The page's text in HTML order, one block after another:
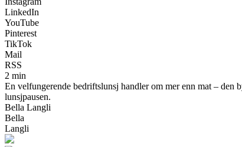
LinkedIn
YouTube
Pinterest
TikTok
Mail
RSS
2 min
En velfungerende bedriftslunsj handler om mer enn mat –
lunsjpausen.
Bella Langli
Bella
Langli